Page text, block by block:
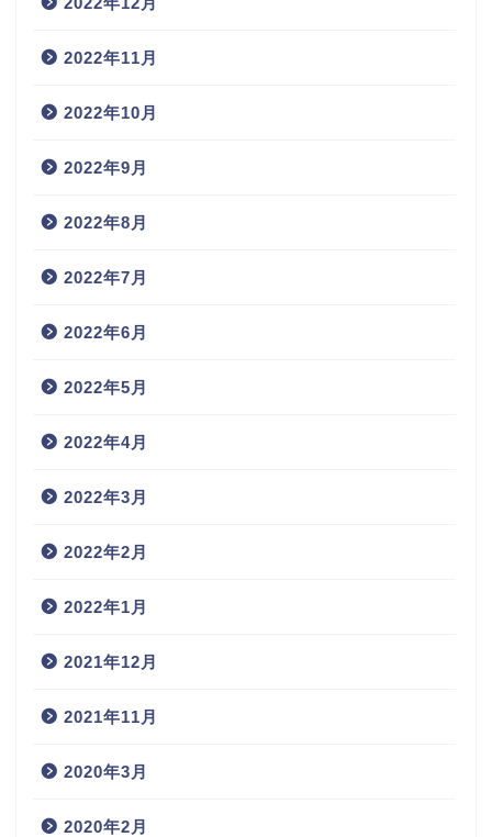
2022年11月
2022年10月
2022年9月
2022年8月
2022年7月
2022年6月
2022年5月
2022年4月
2022年3月
2022年2月
2022年1月
2021年12月
2021年11月
2020年3月
2020年2月